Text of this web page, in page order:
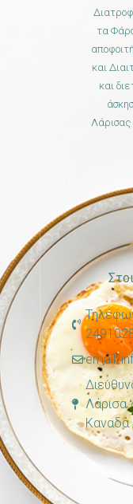
τα
και
και
Λάρισας
email:
Λάρισα